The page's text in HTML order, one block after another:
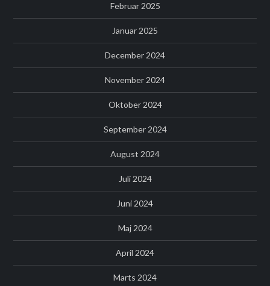
Februar 2025
Januar 2025
December 2024
November 2024
Oktober 2024
September 2024
August 2024
Juli 2024
Juni 2024
Maj 2024
April 2024
Marts 2024